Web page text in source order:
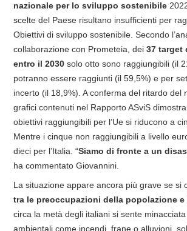
nazionale per lo sviluppo sostenibile
scelte del Paese risultano insufficienti per
Obiettivi di sviluppo sostenibile. Secondo
collaborazione con Prometeia, dei 37 target
entro il 2030 solo otto sono raggiungibili (il
potranno essere raggiunti (il 59,5%) e per
incerto (il 18,9%). A conferma del ritardo del
grafici contenuti nel Rapporto ASviS
obiettivi raggiungibili per l’Ue si riducono a
Mentre i cinque non raggiungibili a livello
dieci per l’Italia. “Siamo di fronte a un
ha commentato Giovannini.
La situazione appare ancora più grave se si
tra le preoccupazioni della popolazione e
circa la metà degli italiani si sente
ambientali come incendi, frane o alluvioni,